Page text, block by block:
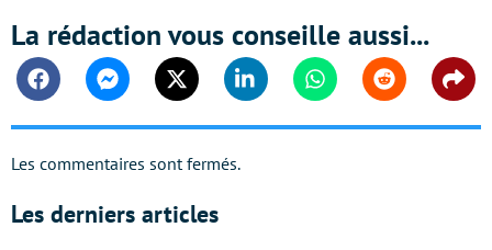
La rédaction vous conseille aussi...
FacebookMessengerTwitter Linkedin WhatsappReddit
Les commentaires sont fermés.
Les derniers articles